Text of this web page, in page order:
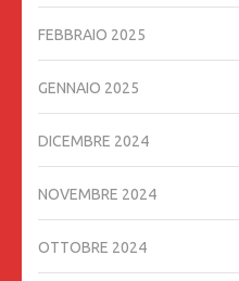
FEBBRAIO 2025
GENNAIO 2025
DICEMBRE 2024
NOVEMBRE 2024
OTTOBRE 2024